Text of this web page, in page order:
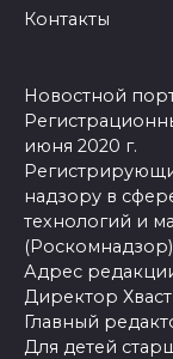
Контакты
Новостной
июня 2020 г.
надзору в
технологий и
(Роскомнадзор)
Адрес
Директор
Главный
Для детей